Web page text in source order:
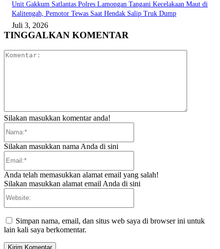
Unit Gakkum Satlantas Polres Lamongan Tangani Kecelakaan Maut di
Kalitengah, Pemotor Tewas Saat Hendak Salip Truk Dump
Juli 3, 2026
TINGGALKAN KOMENTAR
Silakan masukkan komentar anda!
Silakan masukkan nama Anda di sini
Anda telah memasukkan alamat email yang salah!
Silakan masukkan alamat email Anda di sini
Simpan nama, email, dan situs web saya di browser ini untuk
lain kali saya berkomentar.